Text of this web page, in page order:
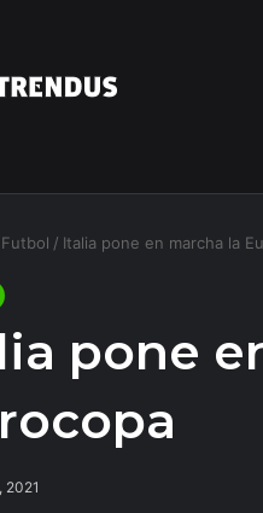
Futbol / Italia pone en marcha la
pone
2021